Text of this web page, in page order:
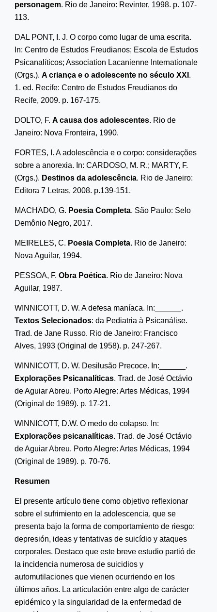
personagem. Rio de Janeiro: Revinter, 1998. p. 107-
113.
DAL PONT, I. J. O corpo como lugar de uma escrita.
In: Centro de Estudos Freudianos; Escola de Estudos
Psicanalíticos; Association Lacanienne Internationale
(Orgs.). A criança e o adolescente no século XXI .
1. ed. Recife: Centro de Estudos Freudianos do
Recife, 2009. p. 167-175.
DOLTO, F. A causa dos adolescentes. Rio de
Janeiro: Nova Fronteira, 1990.
FORTES, I. A adolescência e o corpo: considerações
sobre a anorexia. In: CARDOSO, M. R.; MARTY, F.
(Orgs.). Destinos da adolescência. Rio de Janeiro:
Editora 7 Letras, 2008. p.139-151.
MACHADO, G. Poesia Completa. São Paulo: Selo
Demônio Negro, 2017.
MEIRELES, C. Poesia Completa. Rio de Janeiro:
Nova Aguilar, 1994.
PESSOA, F. Obra Poética. Rio de Janeiro: Nova
Aguilar, 1987.
WINNICOTT, D. W. A defesa maníaca. In:______.
Textos Selecionados: da Pediatria à Psicanálise.
Trad. de Jane Russo. Rio de Janeiro: Francisco
Alves, 1993 (Original de 1958). p. 247-267.
WINNICOTT, D. W. Desilusão Precoce. In:______.
Explorações Psicanalíticas. Trad. de José Octávio
de Aguiar Abreu. Porto Alegre: Artes Médicas, 1994
(Original de 1989). p. 17-21.
WINNICOTT, D.W. O medo do colapso. In:
Explorações psicanalíticas. Trad. de José Octávio
de Aguiar Abreu. Porto Alegre: Artes Médicas, 1994
(Original de 1989). p. 70-76.
Resumen
El presente artículo tiene como objetivo reflexionar
sobre el sufrimiento en la adolescencia, que se
presenta bajo la forma de comportamiento de riesgo:
depresión, ideas y tentativas de suicídio y ataques
corporales. Destaco que este breve estudio partió de
la incidencia numerosa de suicidios y
automutilaciones que vienen ocurriendo en los
últimos años. La articulación entre algo de carácter
epidémico y la singularidad de la enfermedad de